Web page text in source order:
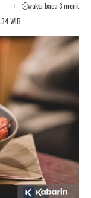
WIB
waktu baca 3 menit